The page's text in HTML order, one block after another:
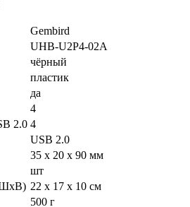
Gembird
UHB-U2P4-02A
чёрный
пластик
да
4
2.0 4
USB 2.0
35 x 20 x 90 мм
шт
22 x 17 x 10 см
500 г